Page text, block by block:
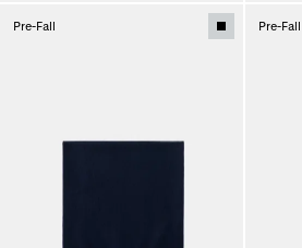
Pre-Fall Pre-Fall